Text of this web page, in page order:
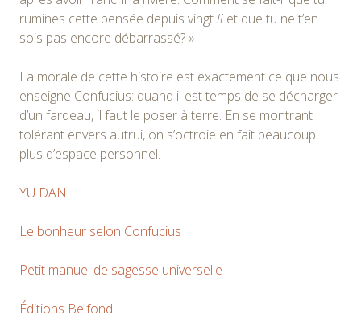
rumines cette pensée depuis vingtli et que tu ne t’en
sois pas encore débarrassé? »
La morale de cette histoire est exactement ce que nous
enseigne Confucius: quand il est temps de se décharger
d’un fardeau, il faut le poser à terre. En se montrant
tolérant envers autrui, on s’octroie en fait beaucoup
plus d’espace personnel.
YU DAN
Le bonheur selon Confucius
Petit manuel de sagesse universelle
Éditions Belfond